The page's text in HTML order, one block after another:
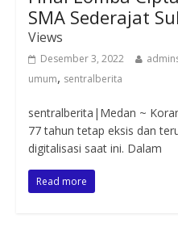
SMA Sederajat
Views
Desember 3, 2022
umum, sentralberita
sentralberita|Medan ~
77 tahun tetap eksis dan
digitalisasi saat ini. Dalam
Read more